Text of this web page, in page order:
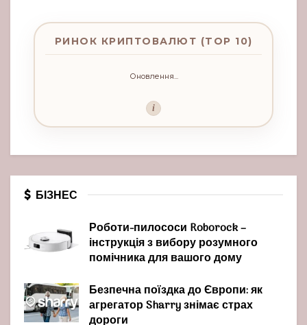
РИНОК КРИПТОВАЛЮТ (TOP 10)
Оновлення...
i
БІЗНЕС
Роботи-пилососи Roborock –
інструкція з вибору розумного
помічника для вашого дому
Безпечна поїздка до Європи: як
агрегатор Sharry знімає страх
дороги